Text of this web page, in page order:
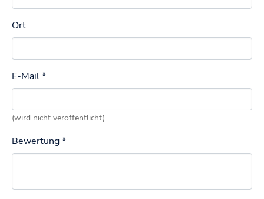
Ort
E-Mail*
(wird nicht veröffentlicht)
Bewertung*